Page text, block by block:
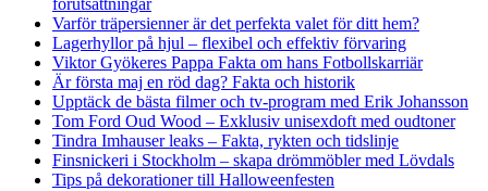
förutsättningar
Varför träpersienner är det perfekta valet för ditt hem?
Lagerhyllor på hjul – flexibel och effektiv förvaring
Viktor Gyökeres Pappa Fakta om hans Fotbollskarriär
Är första maj en röd dag? Fakta och historik
Upptäck de bästa filmer och tv-program med Erik Johansson
Tom Ford Oud Wood – Exklusiv unisexdoft med oudtoner
Tindra Imhauser leaks – Fakta, rykten och tidslinje
Finsnickeri i Stockholm – skapa drömmöbler med Lövdals
Tips på dekorationer till Halloweenfesten